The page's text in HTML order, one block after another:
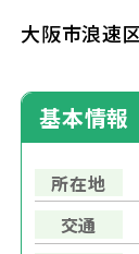
大阪市浪速
基本情報
所在地
交通